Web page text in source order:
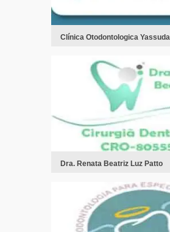
Clínica Otodontologica Yassuda
Dra. Renata Beatriz Luz Patto